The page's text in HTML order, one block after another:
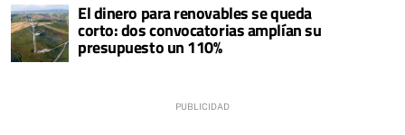
El dinero para renovables se queda
corto: dos convocatorias amplían su
presupuesto un 110%